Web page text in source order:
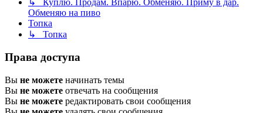
↳ Куплю. Продам. Впарю. Обменяю. Приму в дар.
Обменяю на пиво
Топка
↳ Топка
Права доступа
Вы не можете начинать темы
Вы не можете отвечать на сообщения
Вы не можете редактировать свои сообщения